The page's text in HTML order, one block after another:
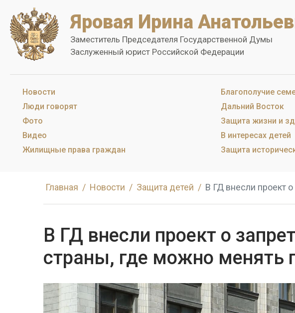
Яровая Ирина
Заместитель Председателя Государственной Думы
Заслуженный юрист Российской Федерации
Новости
Люди говорят
Фото
Видео
Жилищные права граждан
Благополучие
Дальний Восток
Защита жизни и
В интересах детей
Защита
Главная Новости Защита детей В ГД внесли проект
В ГД внесли проект о
страны, где можно менять